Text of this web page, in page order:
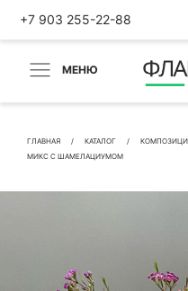
+7 903 255-22-88
МЕНЮ
ГЛАВНАЯ КАТАЛОГ
МИКС С ШАМЕЛАЦИУМОМ
ВЕРНУТЬСЯ